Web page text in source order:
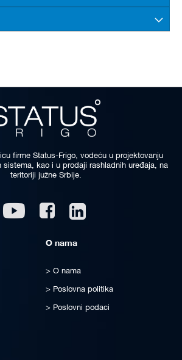
firme Status-Frigo, vodeću u projektovanju
sistema, kao i u prodaji rashladnih uređaja, na
teritoriji južne Srbije.
Youtube Facebook
O nama
O nama
Poslovna politika
Poslovni podaci